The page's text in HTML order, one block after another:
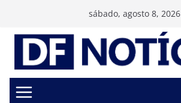
conteúdo
sábado, agosto 8, 2026